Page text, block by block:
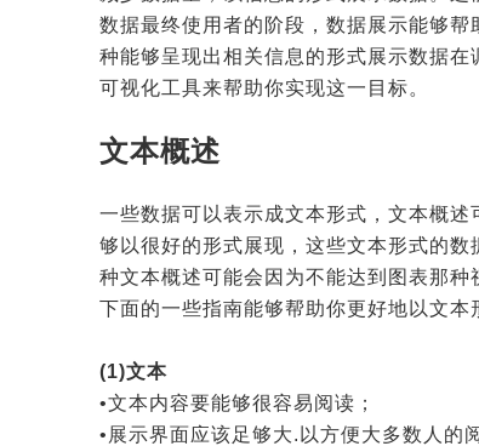
数据最终使用者的阶段，数据展示能够
种能够呈现出相关信息的形式展示数据
可视化工具来帮助你实现这一目标。
文本概述
一些数据可以表示成文本形式，文本概
够以很好的形式展现，这些文本形式的
种文本概述可能会因为不能达到图表那种
下面的一些指南能够帮助你更好地以文本
(1)文本
•文本内容要能够很容易阅读；
•展示界面应该足够大.以方便大多数人的